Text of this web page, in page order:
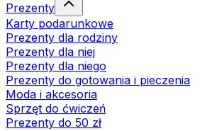
Prezenty
Karty podarunkowe
Prezenty dla rodziny
Prezenty dla niej
Prezenty dla niego
Prezenty do gotowania i pieczenia
Moda i akcesoria
Sprzęt do ćwiczeń
Prezenty do 50 zł